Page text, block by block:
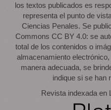
los textos publicados es
representa el punto de
Ciencias Penales. Se
Commons CC BY 4.0: se
total de los contenidos o
almacenamiento
manera adecuada, se
indique si se han
Revista indexada en